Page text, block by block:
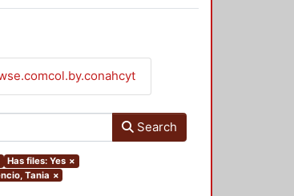
Search
Has files: Yes ×
Tania ×